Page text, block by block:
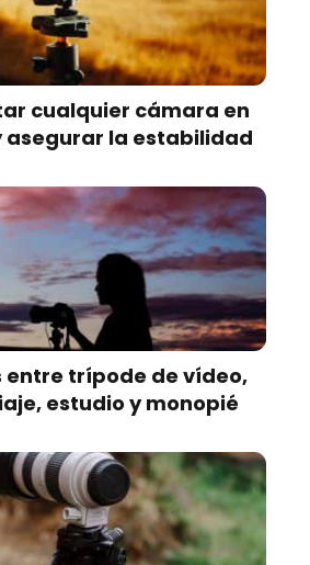
cualquier cámara en
asegurar la estabilidad
entre trípode de vídeo,
estudio y monopié